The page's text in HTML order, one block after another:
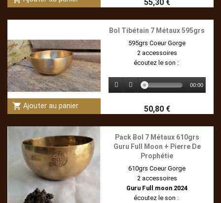
55,30 €
shopping_cart Ajouter au panier
Bol Tibétain 7 Métaux 595grs
595grs Coeur Gorge
2 accessoires
écoutez le son :
00:00
50,80 €
Pack Bol 7 Métaux 610grs
Guru Full Moon + Pierre De
Prophétie
610grs Coeur Gorge
2 accessoires
Guru Full moon 2024
écoutez le son :